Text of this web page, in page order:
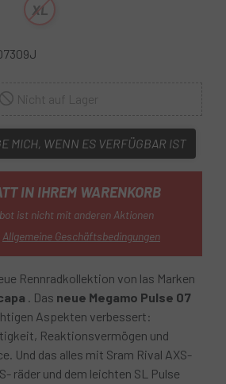
XL
MICH, WENN ES VERFÜGBAR IST
IN IHREM WARENKORB
ist nicht mit anderen Aktionen
Allgemeine Geschäftsbedingungen
Rennradkollektion von las Marken
. Das neue Megamo Pulse 07
Aspekten verbessert:
Reaktionsvermögen und
Und das alles mit Sram Rival AXS-
räder und dem leichten SL Pulse